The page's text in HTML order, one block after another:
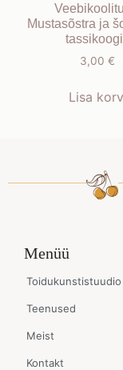
Mustasõstra ja
3,00 €
Lisa
Menüü
Toidukunstistuudio
Teenused
Meist
Kontakt